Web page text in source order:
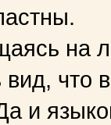
на
что
и